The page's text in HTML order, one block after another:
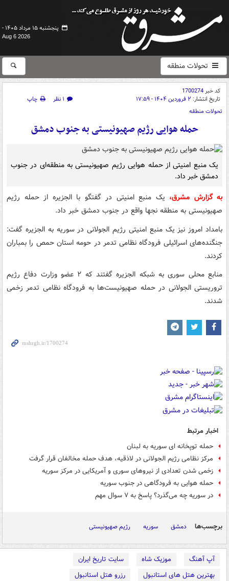
پنجشنبه ۱۵ مرداد ۱۴۰۵ -
Aug 6 2026
تحولات منطقه
کد خبر1700274
تاریخ انتشار: ۲ فروردین ۱۴۰۴ - ۱۷:۵۹ ۱ نظر
چاپ
تحولات منطقه
حمله هوایی رژیم صهیونیستی به جنوب دمشق
یک منبع امنیتی از حمله هوایی رژیم صهیونیستی به منطقه‌ای در جنوب
دمشق خبر داد.
به گزارش مشرق، یک منبع امنیتی در گفتگو با الجزیره از حمله رژیم
صهیونیستی به منطقه نجها واقع در جنوب دمشق خبر داد.
بامداد امروز نیز یک منبع امنیتی رژیم الجولانی در سوریه به الجزیره گفت:
جنگنده‌های اسرائیلی فرودگاه نظامی تدمر در حومه استان حمص را بمباران
کردند.
منابع محلی سوری به شبکه الجزیره گفتند که ۲ عضو وزارت دفاع رژیم
تروریستی الجولانی در حمله صهیونیست‌ها به فرودگاه نظامی تدمر زخمی
شدند.
اخبار مرتبط
حمله توپخانه ای سوریه به لبنان
مرکز نظامی رژیم الجولانی در لاذقیه، هدف حمله مخالفان قرار گرفت
زخمی شدن تعدادی از نیروهای سوری و آمریکایی در مرکز سوریه
حمله هوایی به فرودگاهی در جنوب سوریه
در سوریه چه می‌گذرد؟ پاسخ به ۷ سوال مهم
برچسب‌ها دمشق سوریه رژیم صهیونیستی
آپ آهنگ موزیک شاه
سایت تاریخ ایران
بهترین هتل های استانبول
رزرو هتل استانبول